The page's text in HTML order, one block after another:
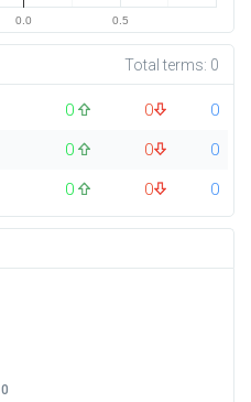
0.0 0.5
Total terms: 0
0 0
0
0 0
0
0 0 0
0